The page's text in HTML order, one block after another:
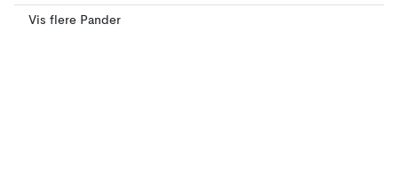
Vis flere Pander